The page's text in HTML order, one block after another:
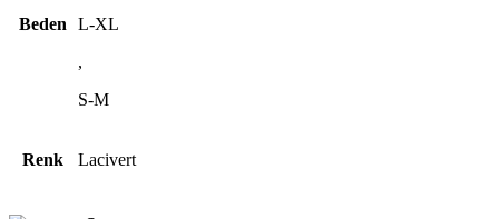
Beden
L-XL
,
S-M
Renk Lacivert